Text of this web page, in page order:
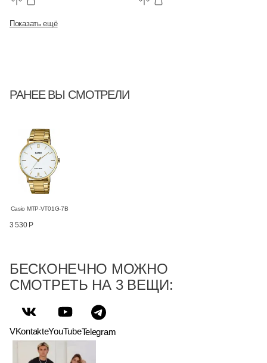
Показать ещё
РАНЕЕ ВЫ СМОТРЕЛИ
Casio MTP-VT01G-7B
3 530 Р
БЕСКОНЕЧНО МОЖНО
СМОТРЕТЬ НА 3 ВЕЩИ:
VKontakteYouTubeTelegram